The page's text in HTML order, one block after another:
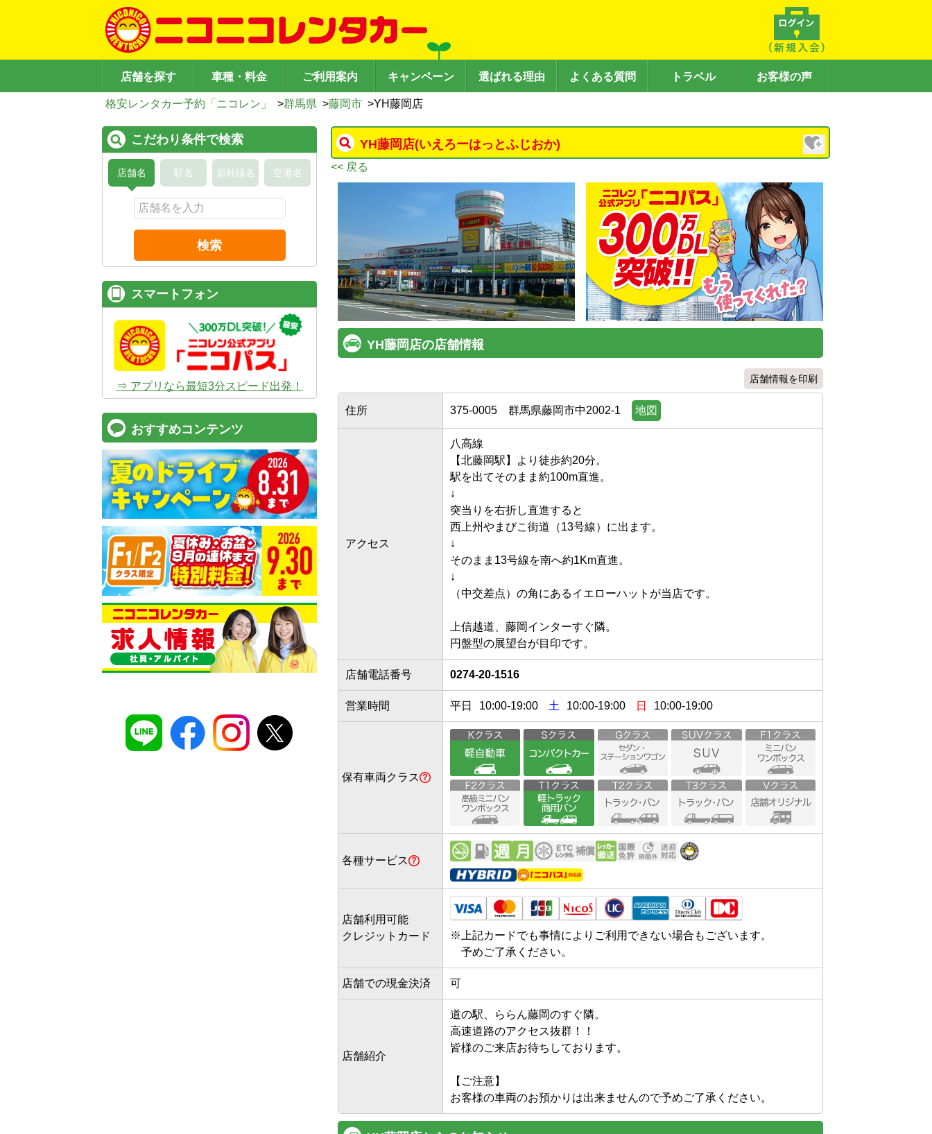
店舗を探す 車種・料金 ご利用案内 キャンペーン 選ばれる理由 よくある質問 トラベル お客様の声
格安レンタカー予約「ニコレン」 >群馬県 >藤岡市 >YH藤岡店
YH藤岡店(いえろーはっとふじおか)
<< 戻る
YH藤岡店の店舗情報
店舗情報を印刷
住所 375-0005 群馬県藤岡市中2002-1 地図
アクセス
八高線
【北藤岡駅】より徒歩約20分。
駅を出てそのまま約100m直進。
↓
突当りを右折し直進すると
西上州やまびこ街道（13号線）に出ます。
↓
そのまま13号線を南へ約1Km直進。
↓
（中交差点）の角にあるイエローハットが当店です。
上信越道、藤岡インターすぐ隣。
円盤型の展望台が目印です。
店舗電話番号 0274-20-1516
営業時間 平日 10:00-19:00 土 10:00-19:00 日 10:00-19:00
保有車両クラス
各種サービス
店舗利用可能
クレジットカード
※ 上記カードでも事情によりご利用できない場合もございます。
予めご了承ください。
店舗での現金決済 可
店舗紹介
道の駅、ららん藤岡のすぐ隣。
高速道路のアクセス抜群！！
皆様のご来店お待ちしております。
【ご注意】
お客様の車両のお預かりは出来ませんので予めご了承ください。
こだわり条件で検索
店舗名 駅名 新幹線名 空港名
検索
スマートフォン
⇒ アプリなら最短3分スピード出発！
おすすめコンテンツ